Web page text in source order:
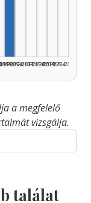
2005–2009
2010–2014
2015–2019
2020–2024
2025–2026
a megfelelő
vizsgálja.
találat